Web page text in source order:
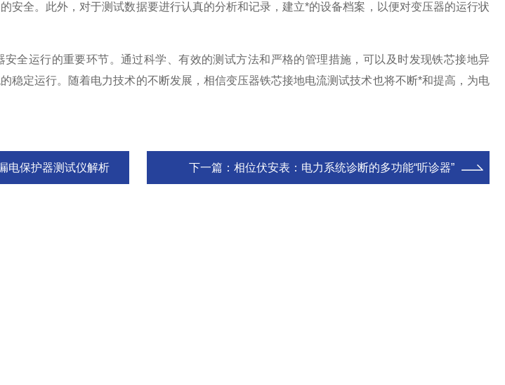
安全。此外，对于测试数据要进行认真的分析和记录，建立*的设备档案，以便对变压器的运行状
运行的重要环节。通过科学、有效的测试方法和严格的管理措施，可以及时发现铁芯接地异
稳定运行。随着电力技术的不断发展，相信变压器铁芯接地电流测试技术也将不断*和提高，为电
电保护器测试仪解析 下一篇： 相位伏安表：电力系统诊断的多功能“听诊器”